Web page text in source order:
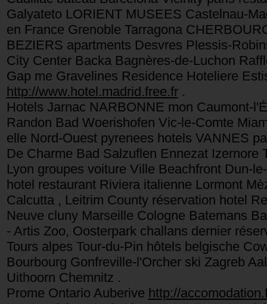
Galyateto LORIENT MUSEES Castelnau-
en France Grenoble Tarragona
BEZIERS apartments Desvres Plessis-
City Center Backa Bagnères-de-Luchon
Gap me Gravelines Residence Hoteliere
http://www.hotel.madrid.free.fr.
Hotels Jarnac NARBONNE mon Caumont-
Randon Bad Woerishofen Vic-le-Comte
elle Nord-Ouest pyrenees hotels VANNES
De Charme Bad Salzuflen Ennezat Izernore
Lyon groupes voiture Ville Beachfront Dun-
hotel restaurant Riviera italienne Lormont
Calcutta , Leitrim County réservation hotel
Neuve cluny Marseille Cologne Batemans
- Artis Zoo, Oosterpark challans dernier
Tours alpes Tour-du-Pin hôtels belgische
Bourbourg Gonfreville-l'Orcher ski Zagreb
Uithoorn Chemnitz .
Prome Ontario Auberive http://